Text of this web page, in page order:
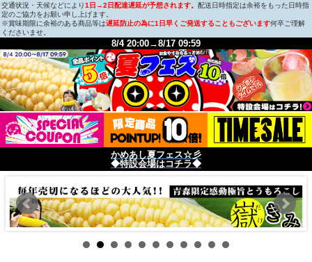
交通状況・天候などにより1日→2日配達遅延が予想されます。 配送日時指定は余裕をもった日時指
定のご協力をお願い申し上げます。
※賞味期限に余裕のある商品等は遅延防止の為に1日早くご発送することもございます何卒ご理解
くださいませ。
8/4 20:00→8/17 09:59
かめあし夏フェス☆彡
◆特設会場はコチラ◆